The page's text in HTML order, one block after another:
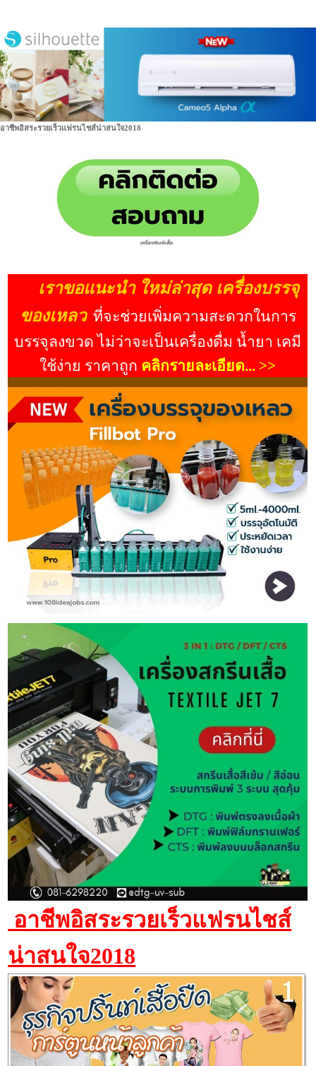
อาชีพอิสระรวยเร็วแฟรนไชส์น่าสนใจ2018
เราขอแนะนำ ใหม่ล่าสุด เครื่องบรรจุ
ของเหลวที่จะช่วยเพิ่มความสะดวกในการ
บรรจุลงขวด ไม่ว่าจะเป็นเครื่องดื่ม น้ำยา เคมี
ใช้ง่าย ราคาถูก คลิกรายละเอียด... >>
อาชีพอิสระรวยเร็วแฟรนไชส์
น่าสนใจ2018